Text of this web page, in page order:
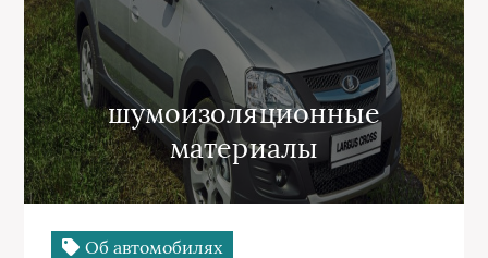
шумоизоляционные
материалы
Об автомобилях